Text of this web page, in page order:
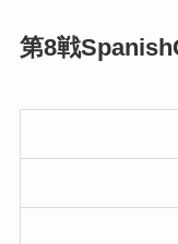
第8戦